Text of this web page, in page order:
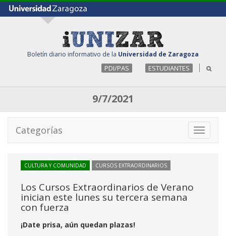
Boletín diario informativo de la Universidad de Zaragoza
PDI/PAS ESTUDIANTES
9/7/2021
Toggle
Categorías
CULTURA Y COMUNIDAD CURSOS EXTRAORDINARIOS
Los Cursos Extraordinarios de Verano
inician este lunes su tercera semana
con fuerza
¡Date prisa, aún quedan plazas!